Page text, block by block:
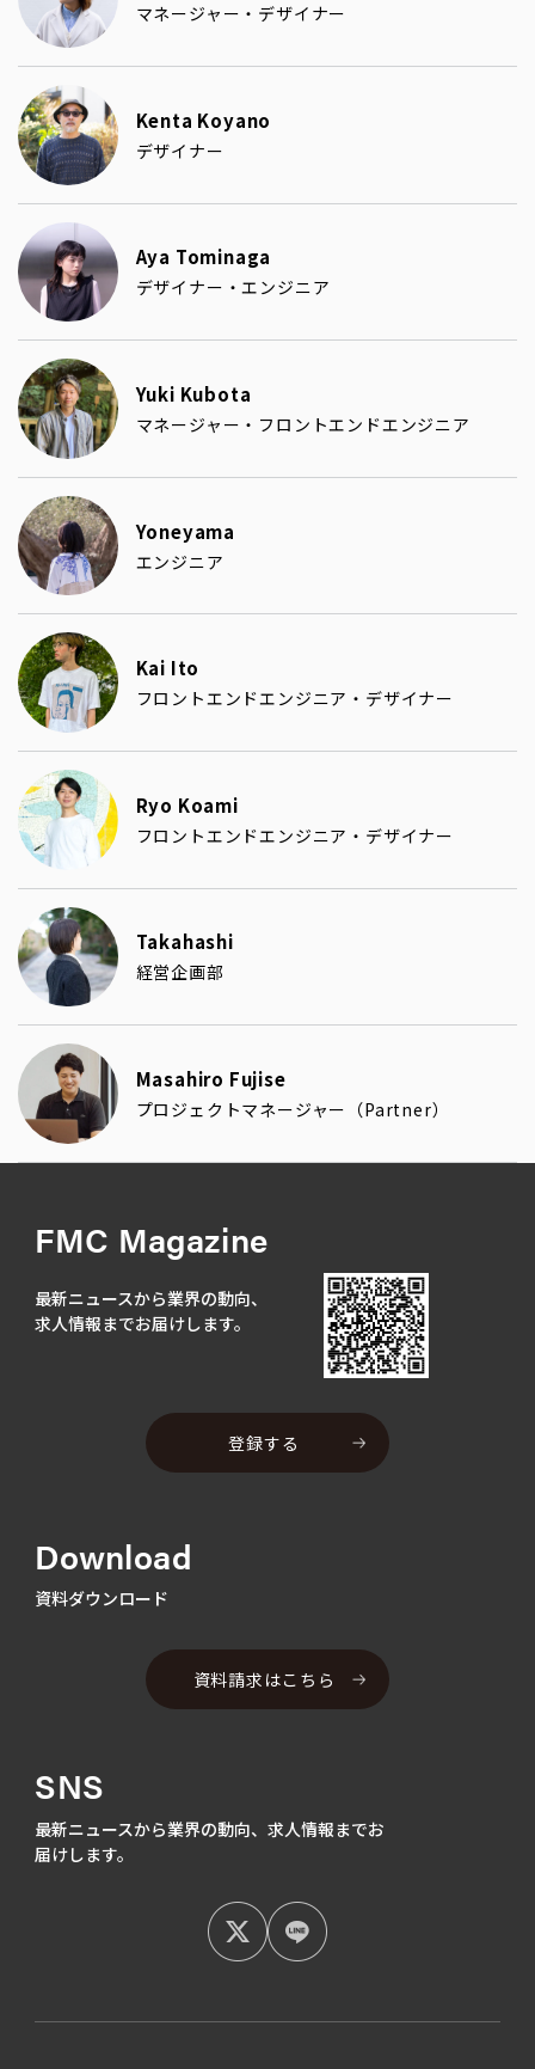
マネージャー・デザイナー
Kenta Koyano
デザイナー
Aya Tominaga
デザイナー・エンジニア
Yuki Kubota
マネージャー・フロントエンドエンジニア
Yoneyama
エンジニア
Kai Ito
フロントエンドエンジニア・デザイナー
Ryo Koami
フロントエンドエンジニア・デザイナー
Takahashi
経営企画部
Masahiro Fujise
プロジェクトマネージャー（Partner）
FMC Magazine
最新ニュースから業界の動向、
求人情報までお届けします。
登録する
Download
資料ダウンロード
資料請求はこちら
SNS
最新ニュースから業界の動向、 求人情報までお
届けします。